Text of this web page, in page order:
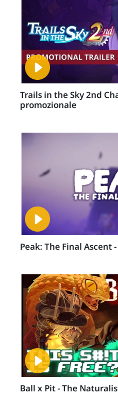
Trails in the Sky 2nd
promozionale
Peak: The Final Ascent
Ball x Pit - The